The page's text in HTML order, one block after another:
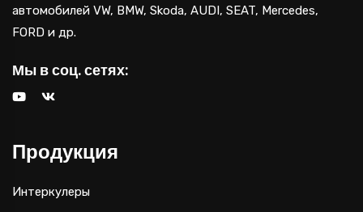
автомобилей VW, BMW, Skoda, AUDI, SEAT, Mercedes,
FORD и др.
Мы в соц. сетях:
Продукция
Интеркулеры